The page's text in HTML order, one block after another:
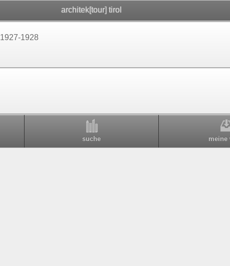
architek[tour] tirol
1927-1928
suche meine